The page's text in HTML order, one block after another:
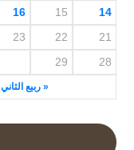
« ربيع الثاني
14
15
16
21
22
23
28
29